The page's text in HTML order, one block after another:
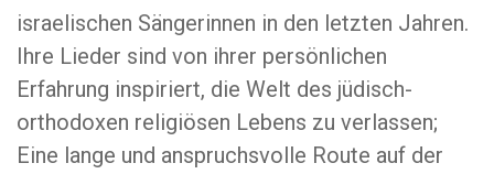
israelischen Sängerinnen in den letzten Jahren.
Ihre Lieder sind von ihrer persönlichen
Erfahrung inspiriert, die Welt des jüdisch-
orthodoxen religiösen Lebens zu verlassen;
Eine lange und anspruchsvolle Route auf der